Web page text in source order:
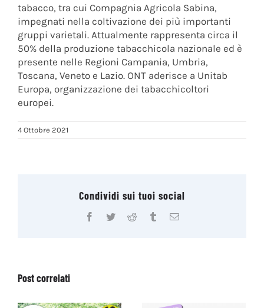
tabacco, tra cui Compagnia Agricola Sabina,
impegnati nella coltivazione dei più importanti
gruppi varietali. Attualmente rappresenta circa il
50% della produzione tabacchicola nazionale ed è
presente nelle Regioni Campania, Umbria,
Toscana, Veneto e Lazio. ONT aderisce a Unitab
Europa, organizzazione dei tabacchicoltori
europei.
4 Ottobre 2021
Condividi sui tuoi social
Facebook
TwitterReddit TumblrEmail
Post correlati